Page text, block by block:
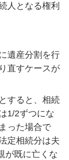
人となる権利
遺産分割を行
直すケースが
すると、相続
1/2ずつにな
った場合で
定相続分は夫
が既に亡くな